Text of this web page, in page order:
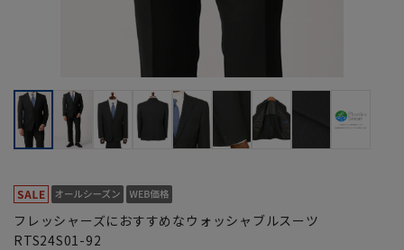
フレッシャーズにおすすめなウォッシャブルスーツ
RTS24S01-92